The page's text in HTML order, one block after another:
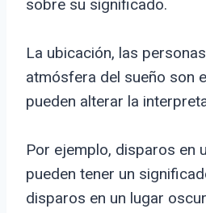
sobre su significado.
La ubicación, las
atmósfera del sueño son
pueden alterar la
Por ejemplo, disparos en
pueden tener un
disparos en un lugar